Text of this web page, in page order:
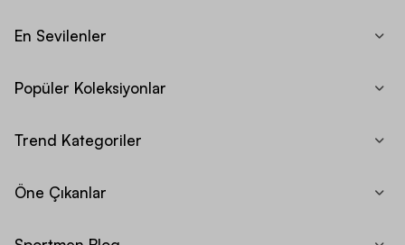
En Sevilenler
Popüler Koleksiyonlar
Trend Kategoriler
Öne Çıkanlar